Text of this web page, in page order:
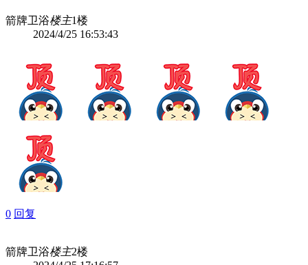
箭牌卫浴楼主1楼
2024/4/25 16:53:43
0 回复
箭牌卫浴楼主2楼